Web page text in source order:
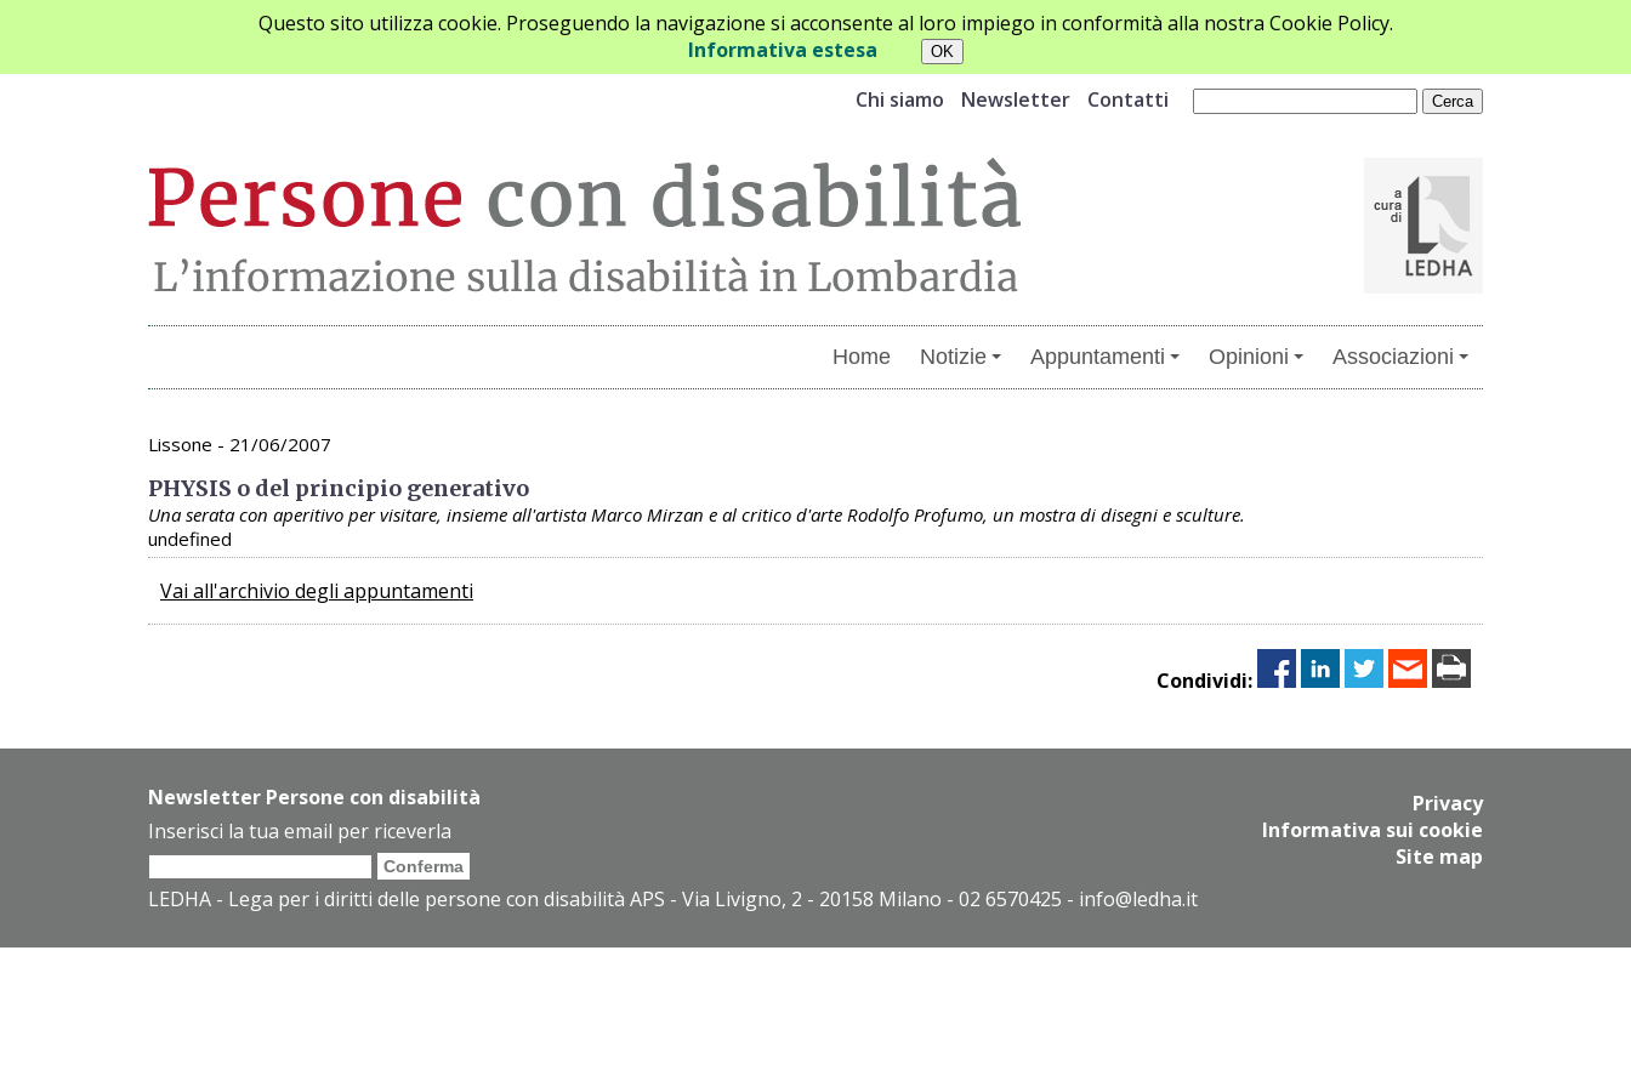
Questo sito utilizza cookie. Proseguendo la navigazione si acconsente al loro impiego in conformità alla nostra Cookie Policy.
Informativa estesa
Chi siamo
Newsletter Contatti
Home Notizie Appuntamenti Opinioni Associazioni
Archivio appuntamenti
Lissone - 21/06/2007
PHYSIS o del principio generativo
Una serata con aperitivo per visitare, insieme all'artista Marco Mirzan e al critico d'arte Rodolfo Profumo, un mostra di disegni e sculture.
undefined
Vai all'archivio degli appuntamenti
Condividi:
Newsletter Persone con disabilità
Inserisci la tua email per riceverla
Privacy
Informativa sui cookie
Site map
LEDHA - Lega per i diritti delle persone con disabilità APS - Via Livigno, 2 - 20158 Milano - 02 6570425 - info@ledha.it